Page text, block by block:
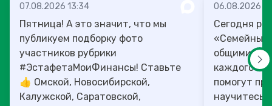
07.08.2026 13:34
Пятница! А это значит, что мы
публикуем подборку фото
участников рубрики
#ЭстафетаМоиФинансы! Ставьте
👍 Омской, Новосибирской,
Калужской, Саратовской,
06.08.2026
Сегодня
«Семейный
общими
каждого»!
помогут
научитесь: